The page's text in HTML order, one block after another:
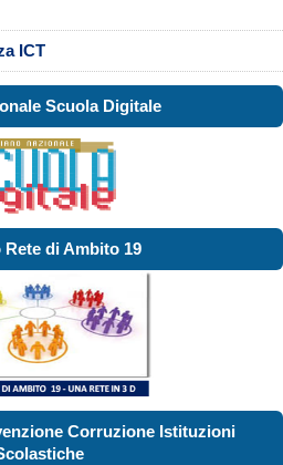
ICT
Scuola Digitale
Rete di Ambito 19
Corruzione Istituzioni